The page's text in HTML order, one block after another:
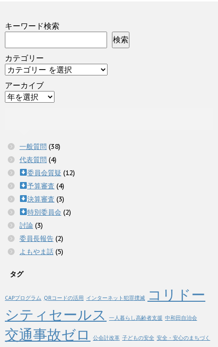
キーワード検索
検索
カテゴリー
アーカイブ
一般質問 (38)
代表質問 (4)
委員会質疑 (12)
予算審査 (4)
決算審査 (3)
特別委員会 (2)
討論 (3)
委員長報告 (2)
よもやま話 (5)
タグ
CAPプログラム QRコードの活用 インターネット犯罪撲滅
コリドー
シティセールス
一人暮らし高齢者支援 中和田自治会
交通事故ゼロ 公会計改革 子どもの安全 安全・安心のまちづく